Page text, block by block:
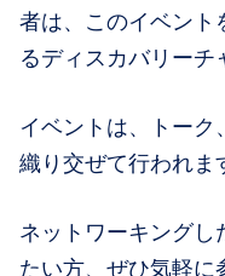
者は、このイベント
るディスカバリーチ
イベントは、トー
織り交ぜて行われま
ネットワーキング
たい方、ぜひ気軽に